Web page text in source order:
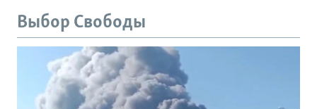
Выбор Свободы